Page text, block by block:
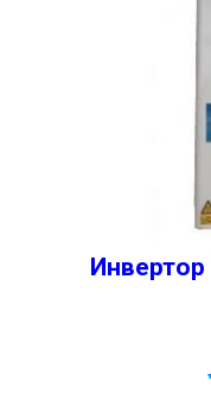
Инвертор